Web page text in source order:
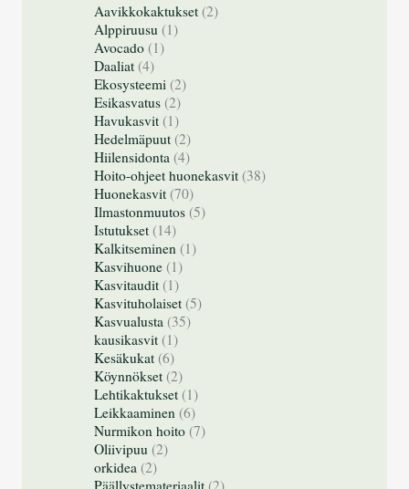
Aavikkokaktukset(2)
Alppiruusu (1)
Avocado(1)
Daaliat(4)
Ekosysteemi (2)
Esikasvatus(2)
Havukasvit(1)
Hedelmäpuut(2)
Hiilensidonta (4)
Hoito-ohjeet huonekasvit(38)
Huonekasvit(70)
Ilmastonmuutos(5)
Istutukset(14)
Kalkitseminen (1)
Kasvihuone(1)
Kasvitaudit(1)
Kasvituholaiset(5)
Kasvualusta (35)
kausikasvit(1)
Kesäkukat(6)
Köynnökset(2)
Lehtikaktukset(1)
Leikkaaminen (6)
Nurmikon hoito(7)
Oliivipuu (2)
orkidea (2)
Päällystemateriaalit(2)